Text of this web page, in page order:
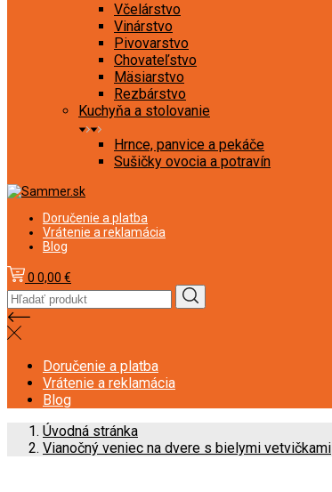
Včelárstvo
Vinárstvo
Pivovarstvo
Chovateľstvo
Mäsiarstvo
Rezbárstvo
Kuchyňa a stolovanie
Hrnce, panvice a pekáče
Sušičky ovocia a potravín
Doručenie a platba
Vrátenie a reklamácia
Blog
0 0,00 €
Doručenie a platba
Vrátenie a reklamácia
Blog
Úvodná stránka
Vianočný veniec na dvere s bielymi vetvičkami